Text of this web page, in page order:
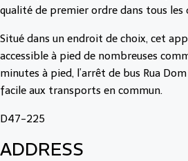
qualité de premier ordre dans tous les
Situé dans un endroit de choix, cet
accessible à pied de nombreuses
minutes à pied, l’arrêt de bus Rua
facile aux transports en commun.
D47-225
ADDRESS